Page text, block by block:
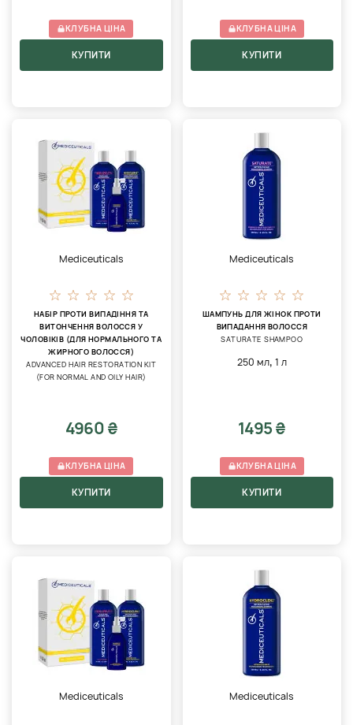
КЛУБНА ЦІНА
КУПИТИ
КЛУБНА ЦІНА
КУПИТИ
Mediceuticals
НАБІР ПРОТИ ВИПАДІННЯ ТА
ВИТОНЧЕННЯ ВОЛОССЯ У
ЧОЛОВІКІВ (ДЛЯ НОРМАЛЬНОГО ТА
ЖИРНОГО ВОЛОССЯ)
ADVANCED HAIR RESTORATION KIT
(FOR NORMAL AND OILY HAIR)
4960 ₴
КЛУБНА ЦІНА
КУПИТИ
Mediceuticals
ШАМПУНЬ ДЛЯ ЖІНОК ПРОТИ
ВИПАДАННЯ ВОЛОССЯ
SATURATE SHAMPOO
250 мл, 1 л
1495 ₴
КЛУБНА ЦІНА
КУПИТИ
Mediceuticals Mediceuticals